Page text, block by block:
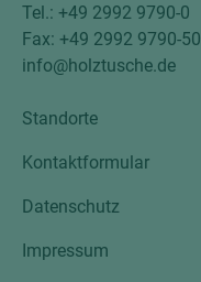
Tel.: +49 2992 9790-0
Fax: +49 2992 9790-50
info@holztusche.de
Standorte
Kontaktformular
Datenschutz
Impressum